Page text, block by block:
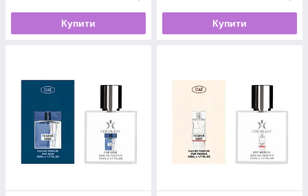
Купити Купити